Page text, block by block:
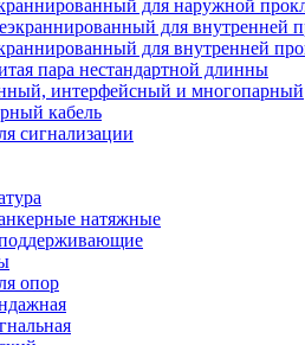
для наружной
для внутренней
для внутренней
пара нестандартной длинны
интерфейсный и многопарный
кабель
сигнализации
натяжные
опор